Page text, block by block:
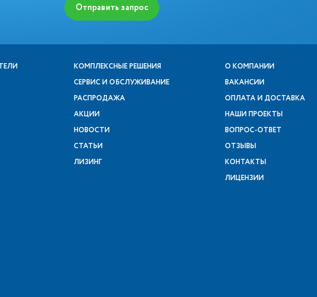
Отправить запрос
КОМПЛЕКСНЫЕ РЕШЕНИЯ
СЕРВИС И ОБСЛУЖИВАНИЕ
РАСПРОДАЖА
АКЦИИ
НОВОСТИ
СТАТЬИ
ЛИЗИНГ
О КОМПАНИИ
ВАКАНСИИ
ОПЛАТА И ДОСТАВКА
НАШИ ПРОЕКТЫ
ВОПРОС-ОТВЕТ
ОТЗЫВЫ
КОНТАКТЫ
ЛИЦЕНЗИИ